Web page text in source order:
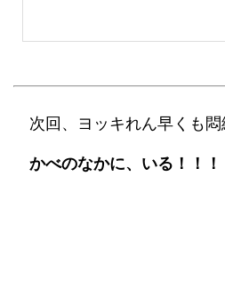
次回、ヨッキれん早くも悶
かべのなかに、いる！！！